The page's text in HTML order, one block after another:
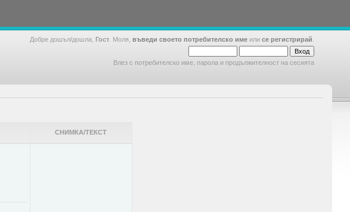
Добре дошъл/дошла, Гост . Моля, въведи своето потребителско име или се регистрирай
Влез с потребителско име, парола и продължителност на сесията
СНИМКА/ТЕКСТ